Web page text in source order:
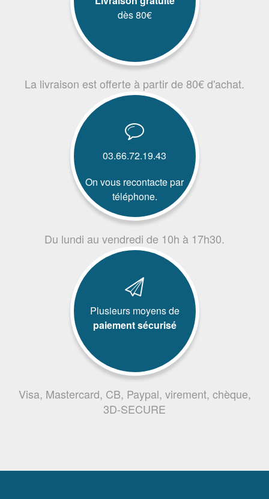
dès 80€
La livraison est offerte à partir de 80€ d'achat.
03.66.72.19.43
On vous recontacte par
téléphone.
Du lundi au vendredi de 10h à 17h30.
Plusieurs moyens de
paiement sécurisé
Visa, Mastercard, CB, Paypal, virement, chèque,
3D-SECURE